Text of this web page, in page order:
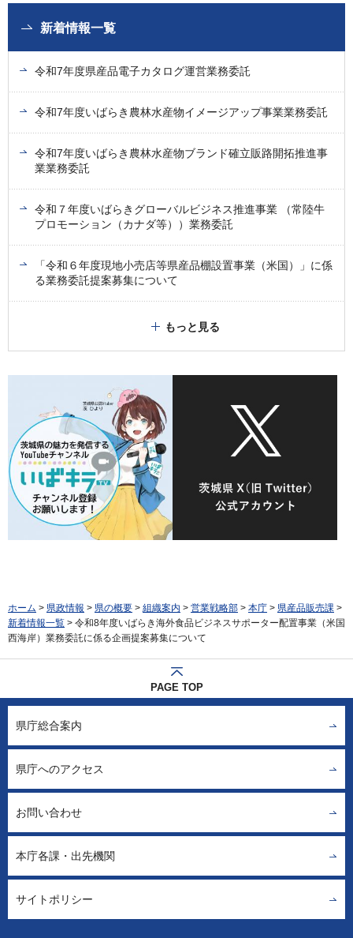
新着情報一覧
令和7年度県産品電子カタログ運営業務委託
令和7年度いばらき農林水産物イメージアップ事業業務委託
令和7年度いばらき農林水産物ブランド確立販路開拓推進事
業業務委託
令和７年度いばらきグローバルビジネス推進事業 （常陸牛
プロモーション（カナダ等））業務委託
「令和６年度現地小売店等県産品棚設置事業（米国）」に係
る業務委託提案募集について
もっと見る
ホーム > 県政情報 > 県の概要 > 組織案内 > 営業戦略部 > 本庁 > 県産品販売課 >
新着情報一覧 > 令和8年度いばらき海外食品ビジネスサポーター配置事業（米国
西海岸）業務委託に係る企画提案募集について
PAGE TOP
県庁総合案内
県庁へのアクセス
お問い合わせ
本庁各課・出先機関
サイトポリシー